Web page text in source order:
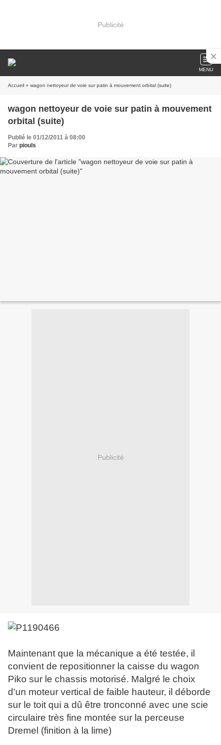
Publicité
MENU
Accueil » wagon nettoyeur de voie sur patin à mouvement orbital (suite)
wagon nettoyeur de voie sur patin à mouvement
orbital (suite)
Publié le 01/12/2011 à 08:00
Par piouls
Publicité
Maintenant que la mécanique a été testée, il
convient de repositionner la caisse du wagon
Piko sur le chassis motorisé. Malgré le choix
d'un moteur vertical de faible hauteur, il déborde
sur le toit qui a dû être tronconné avec une scie
circulaire très fine montée sur la perceuse
Dremel (finition à la lime)